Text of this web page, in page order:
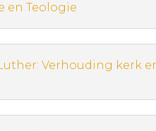
en Teologie
Verhouding kerk